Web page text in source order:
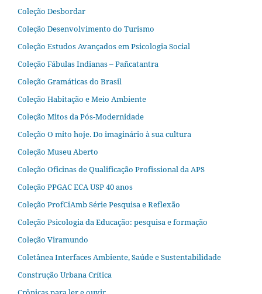
Coleção Desbordar
Coleção Desenvolvimento do Turismo
Coleção Estudos Avançados em Psicologia Social
Coleção Fábulas Indianas – Pañcatantra
Coleção Gramáticas do Brasil
Coleção Habitação e Meio Ambiente
Coleção Mitos da Pós-Modernidade
Coleção O mito hoje. Do imaginário à sua cultura
Coleção Museu Aberto
Coleção Oficinas de Qualificação Profissional da APS
Coleção PPGAC ECA USP 40 anos
Coleção ProfCiAmb Série Pesquisa e Reflexão
Coleção Psicologia da Educação: pesquisa e formação
Coleção Viramundo
Coletânea Interfaces Ambiente, Saúde e Sustentabilidade
Construção Urbana Crítica